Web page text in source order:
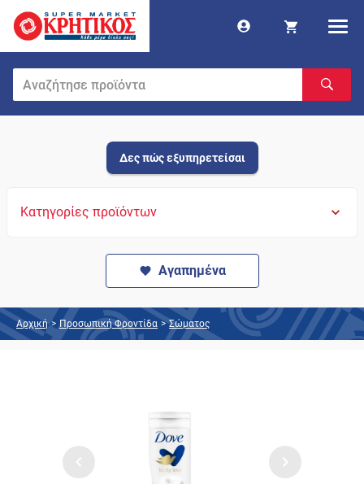
Δες πώς εξυπηρετείσαι
Κατηγορίες προϊόντων
Αγαπημένα
Αρχική > Προσωπική Φροντίδα > Σώματος